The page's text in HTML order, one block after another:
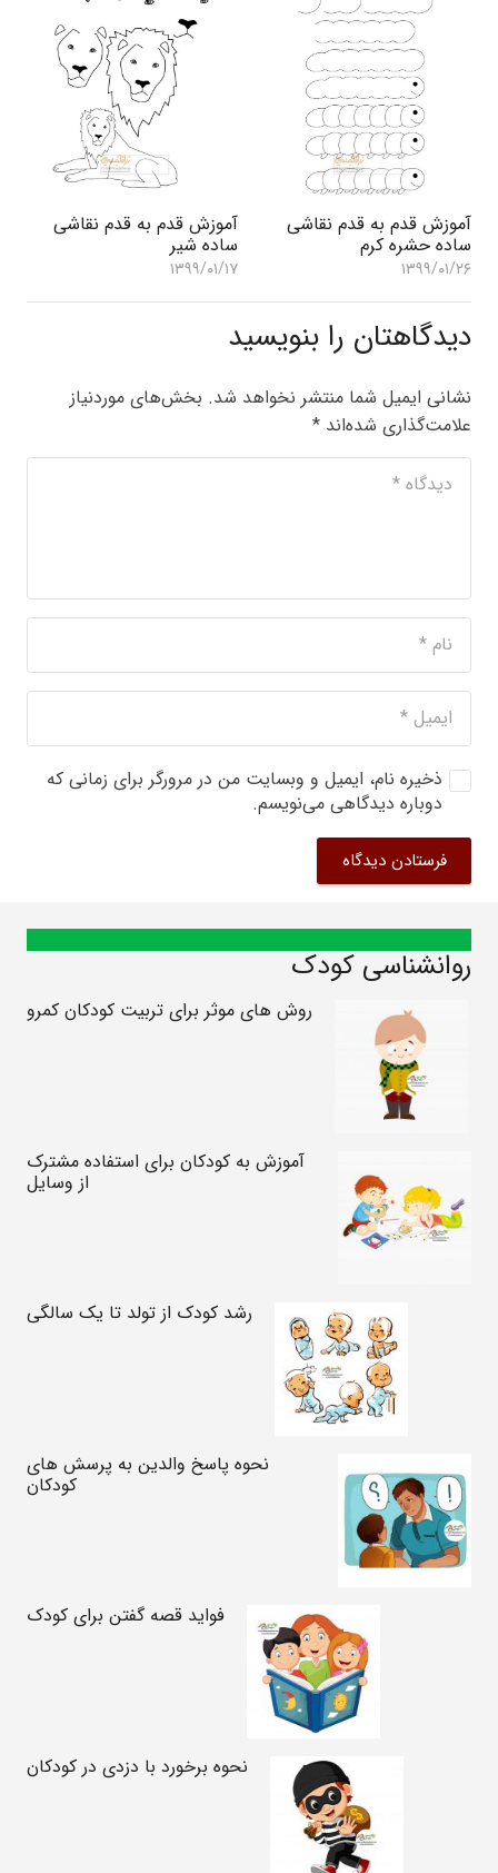
آموزش قدم به قدم نقاشی
ساده حشره کرم
۱۳۹۹/۰۱/۲۶
آموزش قدم به قدم نقاشی
ساده شیر
۱۳۹۹/۰۱/۱۷
دیدگاهتان را بنویسید
نشانی ایمیل شما منتشر نخواهد شد. بخش‌های موردنیاز
علامت‌گذاری شده‌اند *
ذخیره نام، ایمیل و وبسایت من در مرورگر برای زمانی که
دوباره دیدگاهی می‌نویسم.
فرستادن دیدگاه
روانشناسی کودک
روش های موثر برای تربیت کودکان کمرو
آموزش به کودکان برای استفاده مشترک
از وسایل
رشد کودک از تولد تا یک سالگی
نحوه پاسخ والدین به پرسش های
کودکان
فواید قصه گفتن برای کودک
نحوه برخورد با دزدی در کودکان